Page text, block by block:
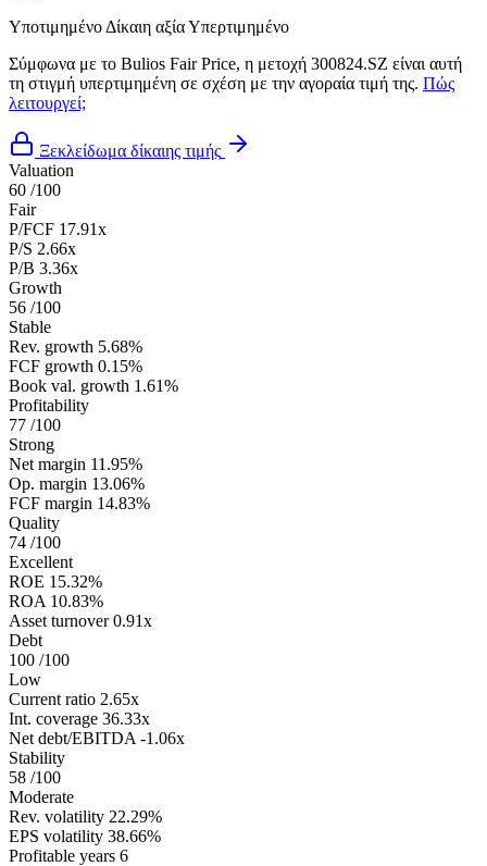
Υποτιμημένο Δίκαιη αξίαΥπερτιμημένο
Σύμφωνα με το Bulios Fair Price, η μετοχή 300824.SZ είναι αυτή
τη στιγμή υπερτιμημένη σε σχέση με την αγοραία τιμή της. Πώς
λειτουργεί;
Ξεκλείδωμα δίκαιης τιμής
Valuation
60 /100
Fair
P/FCF 17.91x
P/S 2.66x
P/B 3.36x
Growth
56 /100
Stable
Rev. growth 5.68%
FCF growth 0.15%
Book val. growth 1.61%
Profitability
77 /100
Strong
Net margin 11.95%
Op. margin 13.06%
FCF margin 14.83%
Quality
74 /100
Excellent
ROE 15.32%
ROA 10.83%
Asset turnover 0.91x
Debt
100 /100
Low
Current ratio 2.65x
Int. coverage 36.33x
Net debt/EBITDA -1.06x
Stability
58 /100
Moderate
Rev. volatility 22.29%
EPS volatility 38.66%
Profitable years 6